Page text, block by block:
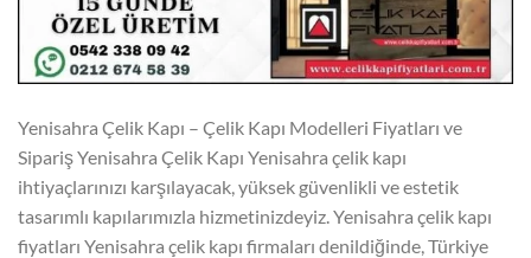
Yenisahra Çelik Kapı – Çelik Kapı Modelleri Fiyatları ve
Sipariş Yenisahra Çelik Kapı Yenisahra çelik kapı
ihtiyaçlarınızı karşılayacak, yüksek güvenlikli ve estetik
tasarımlı kapılarımızla hizmetinizdeyiz. Yenisahra çelik kapı
fiyatları Yenisahra çelik kapı firmaları denildiğinde, Türkiye